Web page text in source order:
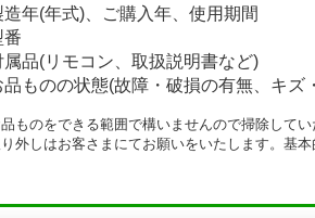
造年(年式)、ご購入年、使用期間
番
属品(リモコン、取扱説明書など)
品ものの状態(故障・破損の有無、キズ
ものをできる範囲で構いませんので掃除してい
外しはお客さまにてお願いをいたします。基